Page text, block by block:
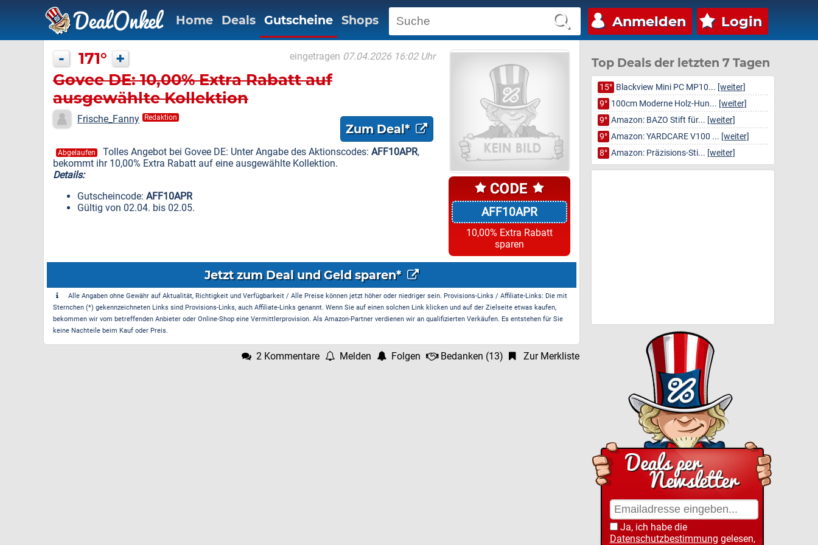
Anmelden Login
Home Deals Gutscheine Shops
AFF10APR
10,00% Extra Rabatt
sparen
- 171° + eingetragen 07.04.2026 16:02 Uhr
Govee DE: 10,00% Extra Rabatt auf
ausgewählte Kollektion
Frische_Fanny Redaktion
Zum Deal*
Abgelaufen Tolles Angebot bei Govee DE: Unter Angabe des Aktionscodes: AFF10APR,
bekommt ihr 10,00% Extra Rabatt auf eine ausgewählte Kollektion.
Details:
Gutscheincode: AFF10APR
Gültig von 02.04. bis 02.05.
Jetzt zum Deal und Geld sparen*
Alle Angaben ohne Gewähr auf Aktualität, Richtigkeit und Verfügbarkeit / Alle Preise können jetzt höher oder niedriger sein. Provisions-Links / Affiliate-Links: Die mit
Sternchen (*) gekennzeichneten Links sind Provisions-Links, auch Affiliate-Links genannt. Wenn Sie auf einen solchen Link klicken und auf der Zielseite etwas kaufen,
bekommen wir vom betreffenden Anbieter oder Online-Shop eine Vermittlerprovision. Als Amazon-Partner verdienen wir an qualifizierten Verkäufen. Es entstehen für Sie
keine Nachteile beim Kauf oder Preis.
2 Kommentare Melden Folgen Bedanken (13) Zur Merkliste
Top Deals der letzten 7 Tagen
15° Blackview Mini PC MP10... [weiter]
9° 100cm Moderne Holz-Hun... [weiter]
9° Amazon: BAZO Stift für... [weiter]
9° Amazon: YARDCARE V100 ... [weiter]
8° Amazon: Präzisions-Sti... [weiter]
Ja, ich habe die
Datenschutzbestimmung gelesen,